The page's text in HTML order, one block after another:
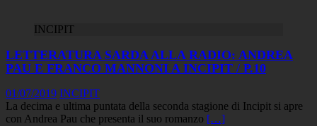
INCIPIT
LETTERATURA SARDA ALLA RADIO: ANDREA
PAU E FRANCO MANNONI A INCIPIT / P.10
01/07/2019 INCIPIT
La decima e ultima puntata della seconda stagione di Incipit si apre
con Andrea Pau che presenta il suo romanzo […]